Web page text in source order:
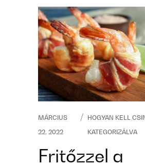
MÁRCIUS
22, 2022
HOGYAN KELL
KATEGORIZÁLVA
Fritőzzel a